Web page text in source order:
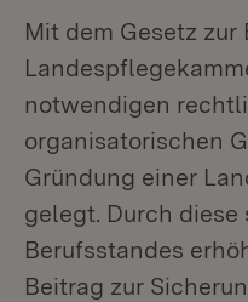
Mit dem Gesetz
notwendigen
organisatorischen
Gründung einer
gelegt. Durch
Berufsstandes
Beitrag zur